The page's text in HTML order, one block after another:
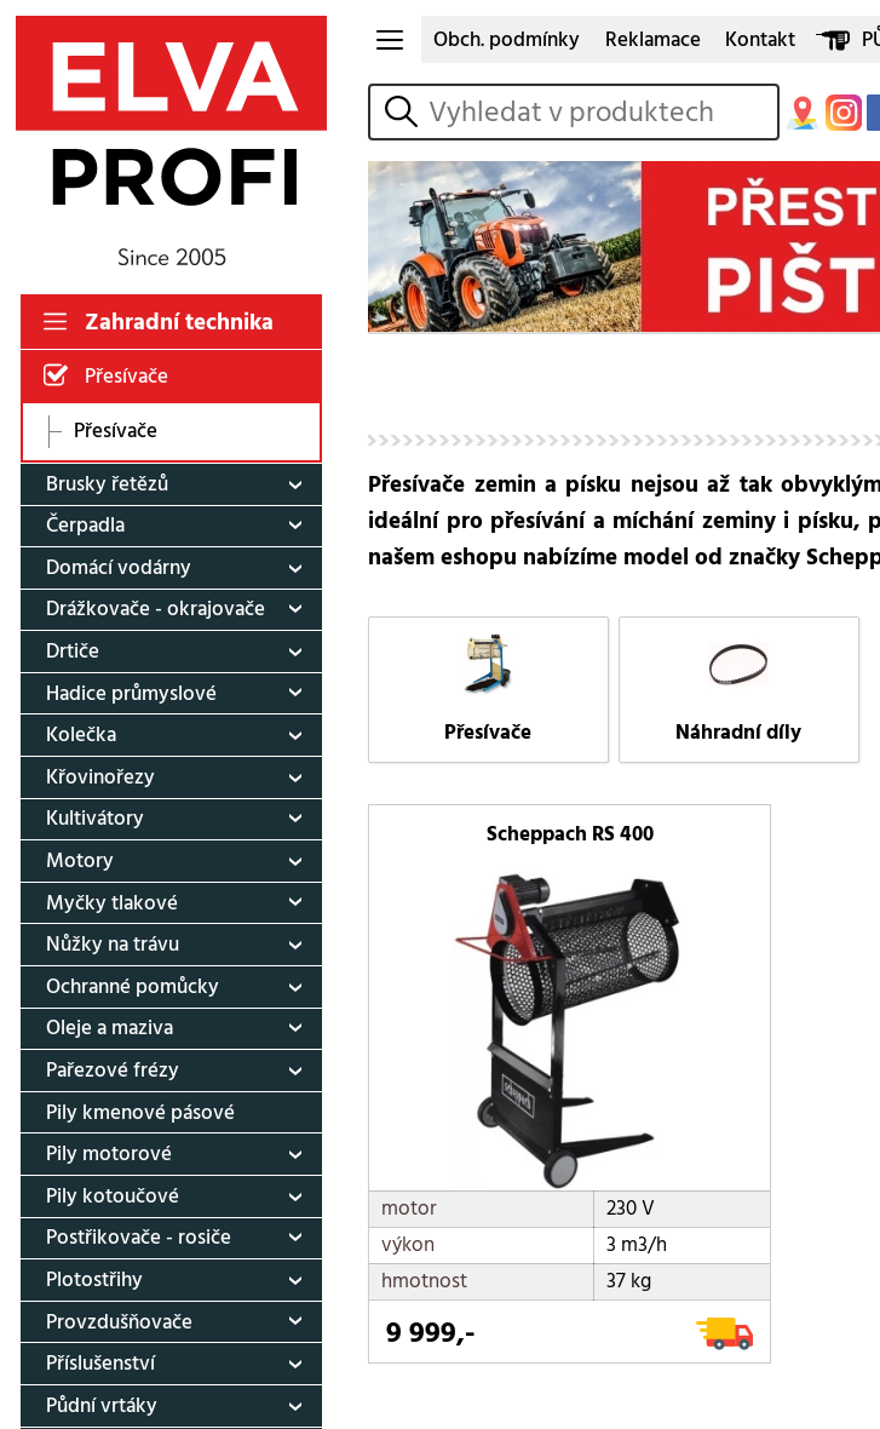
Zahradní technika
Přesívače
Přesívače
Brusky řetězů
Čerpadla
Domácí vodárny
Drážkovače - okrajovače
Drtiče
Hadice průmyslové
Kolečka
Křovinořezy
Kultivátory
Motory
Myčky tlakové
Nůžky na trávu
Ochranné pomůcky
Oleje a maziva
Pařezové frézy
Pily kmenové pásové
Pily motorové
Pily kotoučové
Postřikovače - rosiče
Plotostřihy
Provzdušňovače
Příslušenství
Půdní vrtáky
Obch. podmínky Reklamace Kontakt
vyhledat
Přesívače zemin a písku nejsou až tak
ideální pro přesívání a míchání zeminy i písku,
našem eshopu nabízíme model od značky
Přesívače Náhradní díly
Scheppach RS 400
motor
230 V
výkon
3 m3/h
hmotnost
37 kg
9 999,-